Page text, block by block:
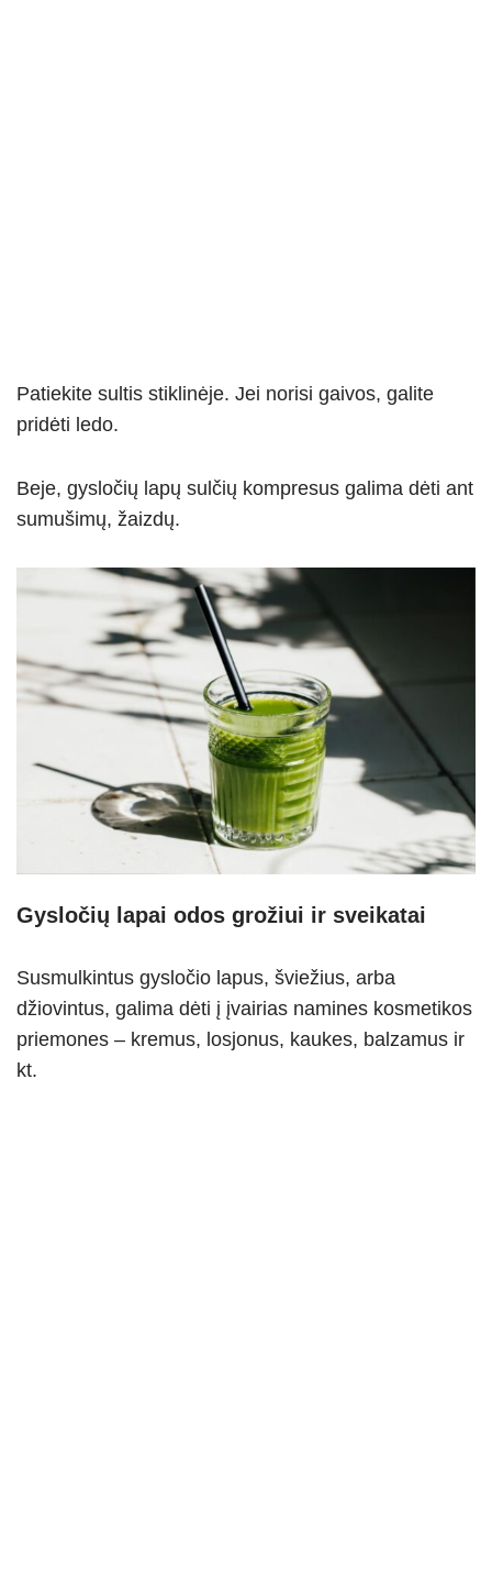
Patiekite sultis stiklinėje. Jei norisi gaivos, galite
pridėti ledo.
Beje, gysločių lapų sulčių kompresus galima dėti ant
sumušimų, žaizdų.
Gysločių lapai odos grožiui ir sveikatai
Susmulkintus gysločio lapus, šviežius, arba
džiovintus, galima dėti į įvairias namines kosmetikos
priemones – kremus, losjonus, kaukes, balzamus ir
kt.